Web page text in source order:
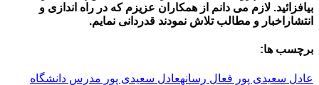
بیافزائید. لازم می دانم از همکاران عزیزم که در راه اندازی و
انتشاراخبار و مطالب تلاش نمودند قدردانی نمایم.
برچسب ها:
عادل سعیدی پور فعال رسانهعادل سعیدی پور مدرس دانشگاه